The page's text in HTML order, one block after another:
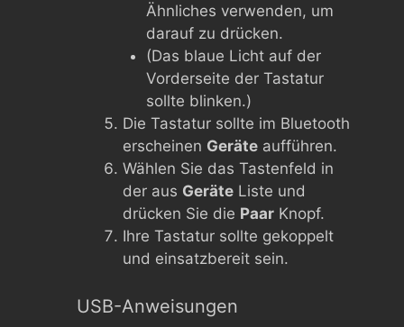
Ähnliches verwenden, um
darauf zu drücken.
(Das blaue Licht auf der
Vorderseite der Tastatur
sollte blinken.)
Die Tastatur sollte im Bluetooth
erscheinen Geräte aufführen.
Wählen Sie das Tastenfeld in
der aus Geräte Liste und
drücken Sie die Paar Knopf.
Ihre Tastatur sollte gekoppelt
und einsatzbereit sein.
USB-Anweisungen